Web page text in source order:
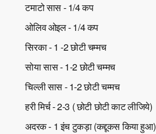
टमाटो सास - 1/4 कप
ओलिव ओइल - 1/4 कप
सिरका - 1 -2 छोटी चम्मच
सोया सास - 1-2 छोटी चम्मच
चिल्ली सास - 1-2 छोटी चम्मच
हरी मिर्च - 2-3 ( छोटी छोटी काट लीजिये)
अदरक - 1 इंच टुकड़ा (कद्दूकस किया हुआ)